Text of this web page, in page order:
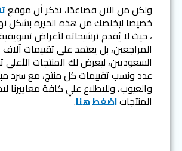
ولكن من الآن فصاعدًا، تذكر أن موقع
خصيصا ليخلصك من هذه الحيرة بشكل
، حيث لا يُقدم ترشيحاته لأغراض
المراجعين، بل يعتمد على تقييمات
السعوديين، ليعرض لك المنتجات الأعلى
عدد ونسب تقييمات كل منتج، مع سرد
والعيوب، وللاطلاع علي كافة معاييرنا
المنتجاتاضغط هنا.